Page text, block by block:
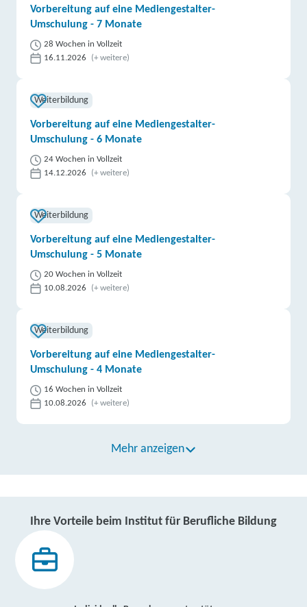
Vorbereitung auf eine Mediengestalter-
Umschulung - 7 Monate
28 Wochen in Vollzeit
16.11.2026
(+ weitere)
Weiterbildung
Vorbereitung auf eine Mediengestalter-
Umschulung - 6 Monate
24 Wochen in Vollzeit
14.12.2026
(+ weitere)
Weiterbildung
Vorbereitung auf eine Mediengestalter-
Umschulung - 5 Monate
20 Wochen in Vollzeit
10.08.2026
(+ weitere)
Weiterbildung
Vorbereitung auf eine Mediengestalter-
Umschulung - 4 Monate
16 Wochen in Vollzeit
10.08.2026
(+ weitere)
Mehr anzeigen
Ihre Vorteile beim Institut für Berufliche Bildung